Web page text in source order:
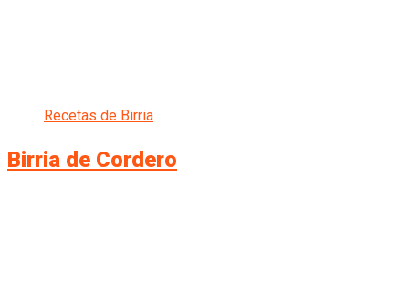
Recetas de Birria
Birria de Cordero